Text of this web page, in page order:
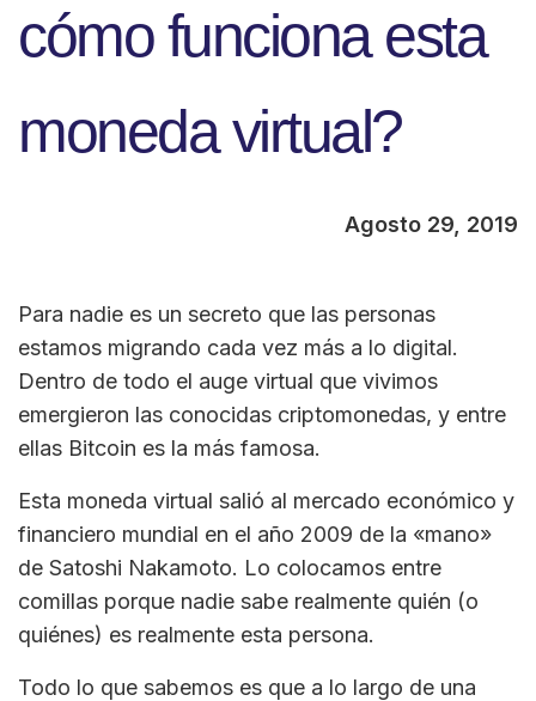
cómo funciona esta
moneda virtual?
Agosto 29, 2019
Para nadie es un secreto que las personas
estamos migrando cada vez más a lo digital.
Dentro de todo el auge virtual que vivimos
emergieron las conocidas criptomonedas, y entre
ellas Bitcoin es la más famosa.
Esta moneda virtual salió al mercado económico y
financiero mundial en el año 2009 de la «mano»
de Satoshi Nakamoto. Lo colocamos entre
comillas porque nadie sabe realmente quién (o
quiénes) es realmente esta persona.
Todo lo que sabemos es que a lo largo de una